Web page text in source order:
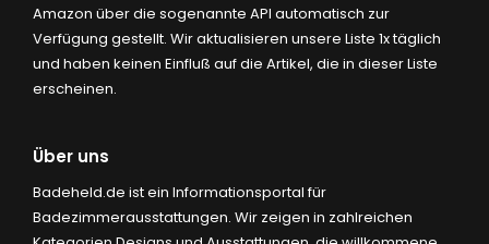
Amazon über die sogenannte API automatisch zur
Verfügung gestellt. Wir aktualisieren unsere Liste 1x täglich
und haben keinen Einfluß auf die Artikel, die in dieser Liste
erscheinen.
Über uns
Badeheld.de ist ein Informationsportal für
Badezimmerausstattungen. Wir zeigen in zahlreichen